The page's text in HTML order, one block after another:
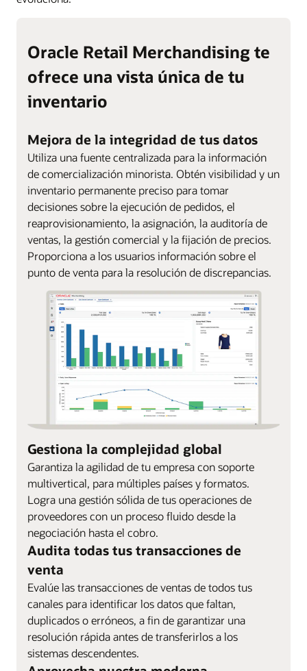
Oracle Retail Merchandising te
ofrece una vista única de tu
inventario
Mejora de la integridad de tus datos
Utiliza una fuente centralizada para la información
de comercialización minorista. Obtén visibilidad y un
inventario permanente preciso para tomar
decisiones sobre la ejecución de pedidos, el
reaprovisionamiento, la asignación, la auditoría de
ventas, la gestión comercial y la fijación de precios.
Proporciona a los usuarios información sobre el
punto de venta para la resolución de discrepancias.
Gestiona la complejidad global
Garantiza la agilidad de tu empresa con soporte
multivertical, para múltiples países y formatos.
Logra una gestión sólida de tus operaciones de
proveedores con un proceso fluido desde la
negociación hasta el cobro.
Audita todas tus transacciones de
venta
Evalúe las transacciones de ventas de todos tus
canales para identificar los datos que faltan,
duplicados o erróneos, a fin de garantizar una
resolución rápida antes de transferirlos a los
sistemas descendentes.